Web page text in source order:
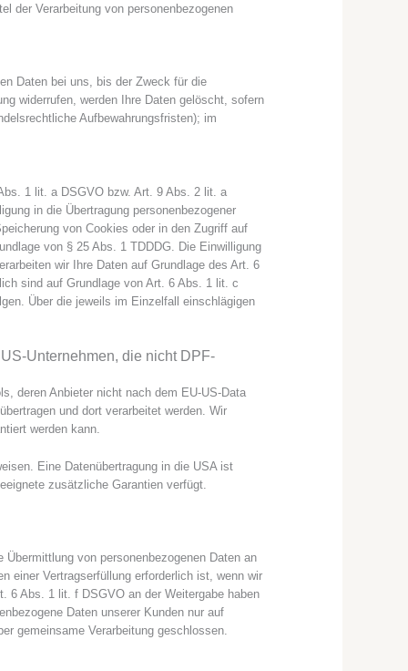
der Verarbeitung von personenbezogenen
Daten bei uns, bis der Zweck für die
widerrufen, werden Ihre Daten gelöscht, sofern
Aufbewahrungsfristen); im
1 lit. a DSGVO bzw. Art. 9 Abs. 2 lit. a
in die Übertragung personenbezogener
von Cookies oder in den Zugriff auf
von § 25 Abs. 1 TDDDG. Die Einwilligung
wir Ihre Daten auf Grundlage des Art. 6
sind auf Grundlage von Art. 6 Abs. 1 lit. c
Über die jeweils im Einzelfall einschlägigen
Unternehmen, die nicht DPF-
deren Anbieter nicht nach dem EU-US-Data
und dort verarbeitet werden. Wir
werden kann.
Eine Datenübertragung in die USA ist
zusätzliche Garantien verfügt.
von personenbezogenen Daten an
einer Vertragserfüllung erforderlich ist, wenn wir
6 Abs. 1 lit. f DSGVO an der Weitergabe haben
Daten unserer Kunden nur auf
gemeinsame Verarbeitung geschlossen.